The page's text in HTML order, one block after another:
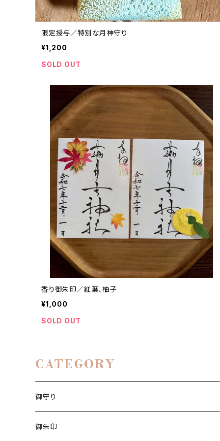
限定授与／特別な月神守り
¥1,200
SOLD OUT
香り御朱印／紅葉、柚子
¥1,000
SOLD OUT
CATEGORY
御守り
白い茅の輪守り
御朱印